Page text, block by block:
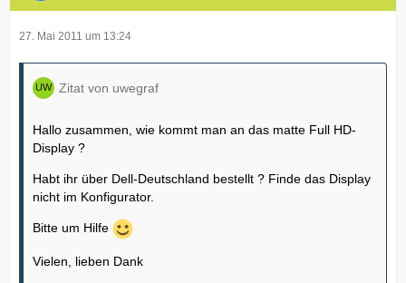
27. Mai 2011 um 13:24
Zitat von uwegraf
Hallo zusammen, wie kommt man an das matte Full HD-
Display ?
Habt ihr über Dell-Deutschland bestellt ? Finde das Display
nicht im Konfigurator.
Bitte um Hilfe
Vielen, lieben Dank